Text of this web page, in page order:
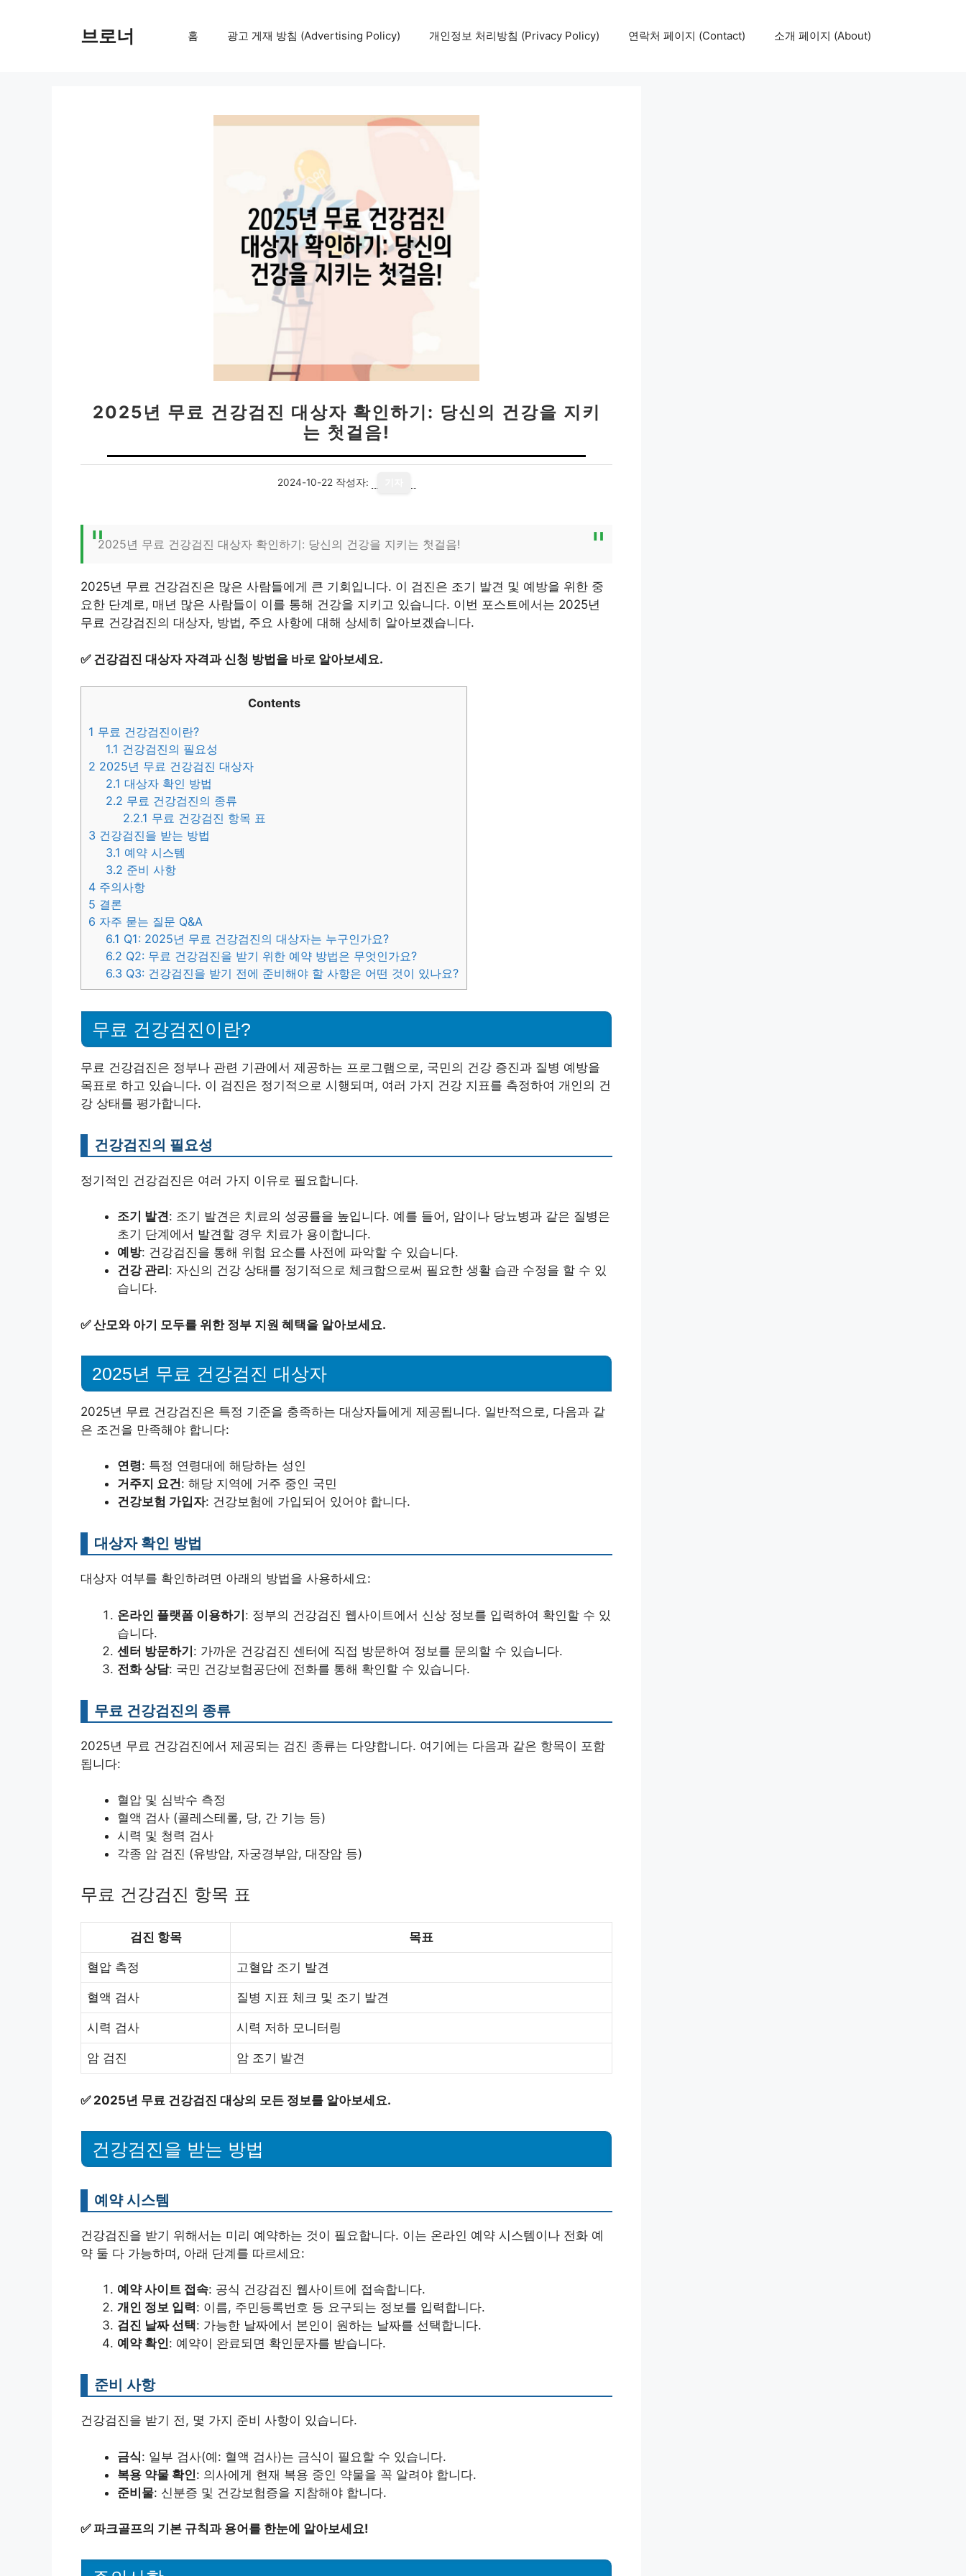
브로너 홈 광고 게재 방침 (Advertising Policy) 개인정보 처리방침 (Privacy Policy) 연락처 페이지 (Contact) 소개 페이지 (About)
2025년 무료 건강검진 대상자 확인하기: 당신의 건강을 지키
는 첫걸음!
2024-10-22 작성자:
2025년 무료 건강검진 대상자 확인하기: 당신의 건강을 지키는 첫걸음!
2025년 무료 건강검진은 많은 사람들에게 큰 기회입니다. 이 검진은 조기 발견 및 예방을 위한 중
요한 단계로, 매년 많은 사람들이 이를 통해 건강을 지키고 있습니다. 이번 포스트에서는 2025년
무료 건강검진의 대상자, 방법, 주요 사항에 대해 상세히 알아보겠습니다.
✅ 건강검진 대상자 자격과 신청 방법을 바로 알아보세요.
Contents
1 무료 건강검진이란?
1.1 건강검진의 필요성
2 2025년 무료 건강검진 대상자
2.1 대상자 확인 방법
2.2 무료 건강검진의 종류
2.2.1 무료 건강검진 항목 표
3 건강검진을 받는 방법
3.1 예약 시스템
3.2 준비 사항
4 주의사항
5 결론
6 자주 묻는 질문 Q&A
6.1 Q1: 2025년 무료 건강검진의 대상자는 누구인가요?
6.2 Q2: 무료 건강검진을 받기 위한 예약 방법은 무엇인가요?
6.3 Q3: 건강검진을 받기 전에 준비해야 할 사항은 어떤 것이 있나요?
무료 건강검진이란?
무료 건강검진은 정부나 관련 기관에서 제공하는 프로그램으로, 국민의 건강 증진과 질병 예방을
목표로 하고 있습니다. 이 검진은 정기적으로 시행되며, 여러 가지 건강 지표를 측정하여 개인의 건
강 상태를 평가합니다.
건강검진의 필요성
정기적인 건강검진은 여러 가지 이유로 필요합니다.
조기 발견: 조기 발견은 치료의 성공률을 높입니다. 예를 들어, 암이나 당뇨병과 같은 질병은
초기 단계에서 발견할 경우 치료가 용이합니다.
예방: 건강검진을 통해 위험 요소를 사전에 파악할 수 있습니다.
건강 관리 : 자신의 건강 상태를 정기적으로 체크함으로써 필요한 생활 습관 수정을 할 수 있
습니다.
✅산모와 아기 모두를 위한 정부 지원 혜택을 알아보세요.
2025년 무료 건강검진 대상자
2025년 무료 건강검진은 특정 기준을 충족하는 대상자들에게 제공됩니다. 일반적으로, 다음과 같
은 조건을 만족해야 합니다:
연령: 특정 연령대에 해당하는 성인
거주지 요건: 해당 지역에 거주 중인 국민
건강보험 가입자: 건강보험에 가입되어 있어야 합니다.
대상자 확인 방법
대상자 여부를 확인하려면 아래의 방법을 사용하세요:
온라인 플랫폼 이용하기: 정부의 건강검진 웹사이트에서 신상 정보를 입력하여 확인할 수 있
습니다.
센터 방문하기: 가까운 건강검진 센터에 직접 방문하여 정보를 문의할 수 있습니다.
전화 상담: 국민 건강보험공단에 전화를 통해 확인할 수 있습니다.
무료 건강검진의 종류
2025년 무료 건강검진에서 제공되는 검진 종류는 다양합니다. 여기에는 다음과 같은 항목이 포함
됩니다:
혈압 및 심박수 측정
혈액 검사 (콜레스테롤, 당, 간 기능 등)
시력 및 청력 검사
각종 암 검진 (유방암, 자궁경부암, 대장암 등)
무료 건강검진 항목 표
검진 항목 목표
혈압 측정 고혈압 조기 발견
혈액 검사 질병 지표 체크 및 조기 발견
시력 검사 시력 저하 모니터링
암 검진 암 조기 발견
✅ 2025년 무료 건강검진 대상의 모든 정보를 알아보세요.
건강검진을 받는 방법
예약 시스템
건강검진을 받기 위해서는 미리 예약하는 것이 필요합니다. 이는 온라인 예약 시스템이나 전화 예
약 둘 다 가능하며, 아래 단계를 따르세요:
예약 사이트 접속: 공식 건강검진 웹사이트에 접속합니다.
개인 정보 입력: 이름, 주민등록번호 등 요구되는 정보를 입력합니다.
검진 날짜 선택: 가능한 날짜에서 본인이 원하는 날짜를 선택합니다.
예약 확인: 예약이 완료되면 확인문자를 받습니다.
준비 사항
건강검진을 받기 전, 몇 가지 준비 사항이 있습니다.
금식: 일부 검사(예: 혈액 검사)는 금식이 필요할 수 있습니다.
복용 약물 확인: 의사에게 현재 복용 중인 약물을 꼭 알려야 합니다.
준비물: 신분증 및 건강보험증을 지참해야 합니다.
✅ 파크골프의 기본 규칙과 용어를 한눈에 알아보세요!